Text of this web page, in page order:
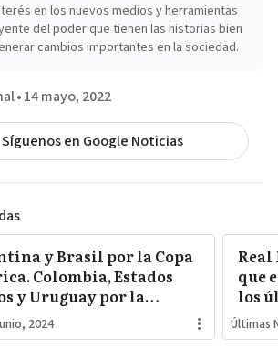
en los nuevos medios y herramientas
del poder que tienen las historias bien
cambios importantes en la sociedad.
•14 mayo, 2022
Síguenos en Google Noticias
y Brasil por la Copa
Colombia, Estados
y Uruguay por la
Paraguay y Perú
pelea…
2024
que
los
Últimas